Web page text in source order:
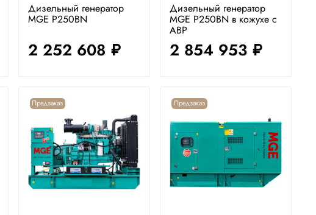
Дизельный генератор
MGE P250BN
2 252 608 руб.
Дизельный генератор
MGE P250BN в кожухе с
АВР
2 854 953 руб.
Предзаказ Предзаказ